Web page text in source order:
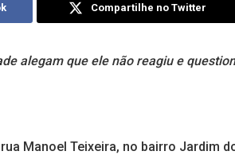
Compartilhe no Twitter
alegam que ele não reagiu e
Manoel Teixeira, no bairro Jardim